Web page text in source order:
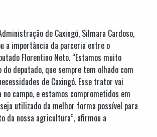
de Caxingó, Silmara Cardoso,
a importância da parceria entre o
Florentino Neto. “Estamos muito
do deputado, que sempre tem olhado com
de Caxingó. Esse trator vai
campo, e estamos comprometidos em
utilizado da melhor forma possível para
da nossa agricultura”, afirmou a